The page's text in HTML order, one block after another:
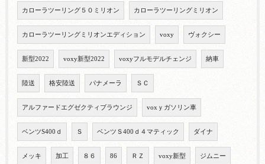
カローラツーリング５０ミリオン カローラツーリングミリオン
カローラツーリングミリオンエディション voxy ヴォクシー
新型2022 voxy新型2022 voxyフルモデルチェンジ 納車
陸送 格安陸送 パナメーラ ＳＣ
アルファードエグゼクティブラウンジ voxｙガソリン車
ベンツS400ｄ Ｓ ベンツＳ400ｄ４マティック ダイナ
メッキ 加工 ８６ 86 ＲＺ voxy新型 ジムニー